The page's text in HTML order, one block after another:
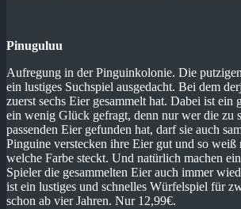
Pinuguluu
Aufregung in der Pinguinkolonie. Die
ein lustiges Suchspiel ausgedacht. Bei dem
zuerst sechs Eier gesammelt hat. Dabei ist ein
ein wenig Glück gefragt, denn nur wer die zu
passenden Eier gefunden hat, darf sie auch
Pinguine verstecken ihre Eier gut und so
welche Farbe steckt. Und natürlich machen
Spieler die gesammelten Eier auch immer
ist ein lustiges und schnelles Würfelspiel für
schon ab vier Jahren. Nur 12,99€.